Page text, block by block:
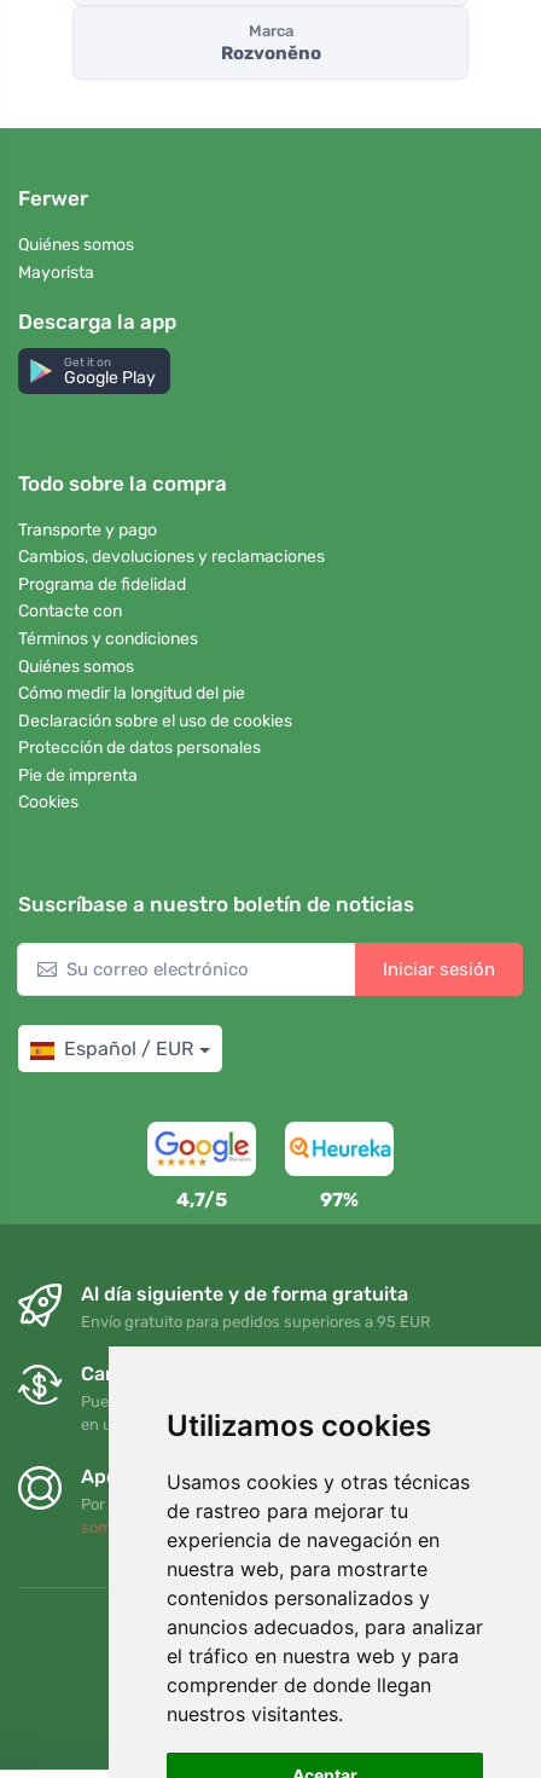
Utilizamos cookies
Usamos cookies y otras técnicas
de rastreo para mejorar tu
experiencia de navegación en
nuestra web, para mostrarte
contenidos personalizados y
anuncios adecuados, para analizar
el tráfico en nuestra web y para
comprender de donde llegan
nuestros visitantes.
Marca
Rozvoněno
Ferwer
Quiénes somos
Mayorista
Descarga la app
Get it on
Google Play
Todo sobre la compra
Transporte y pago
Cambios, devoluciones y reclamaciones
Programa de fidelidad
Contacte con
Términos y condiciones
Quiénes somos
Cómo medir la longitud del pie
Declaración sobre el uso de cookies
Protección de datos personales
Pie de imprenta
Cookies
Suscríbase a nuestro boletín de noticias
Iniciar sesión
Español / EUR
4,7/5 97%
Al día siguiente y de forma gratuita
Envío gratuito para pedidos superiores a 95 EUR
Cambios y devoluciones gratuitos
Puede devolver o cambiar su pedido en cualquier momento
en un plazo de 90 días
Apoyamos a Trees.org
Por cada pedido plantamos un árbol. Leer más
somos